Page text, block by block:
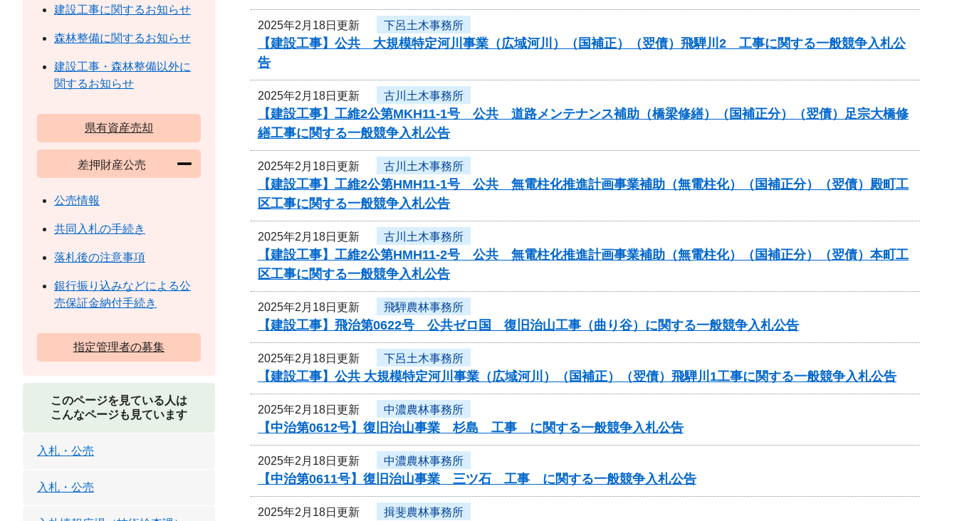
2025年2月18日更新 下呂土木事務所
【建設工事】公共 大規模特定河川事業（広域河川）（国補正）（翌債）飛騨川2 工事に関する一般競争入札公
告
2025年2月18日更新 古川土木事務所
【建設工事】工維2公第MKH11-1号 公共 道路メンテナンス補助（橋梁修繕）（国補正分）（翌債）足宗大橋修
繕工事に関する一般競争入札公告
2025年2月18日更新 古川土木事務所
【建設工事】工維2公第HMH11-1号 公共 無電柱化推進計画事業補助（無電柱化）（国補正分）（翌債）殿町工
区工事に関する一般競争入札公告
2025年2月18日更新 古川土木事務所
【建設工事】工維2公第HMH11-2号 公共 無電柱化推進計画事業補助（無電柱化）（国補正分）（翌債）本町工
区工事に関する一般競争入札公告
2025年2月18日更新 飛騨農林事務所
【建設工事】飛治第0622号 公共ゼロ国 復旧治山工事（曲り谷）に関する一般競争入札公告
2025年2月18日更新 下呂土木事務所
【建設工事】公共 大規模特定河川事業（広域河川）（国補正）（翌債）飛騨川1工事に関する一般競争入札公告
2025年2月18日更新 中濃農林事務所
【中治第0612号】復旧治山事業 杉島 工事 に関する一般競争入札公告
2025年2月18日更新 中濃農林事務所
【中治第0611号】復旧治山事業 三ツ石 工事 に関する一般競争入札公告
2025年2月18日更新 揖斐農林事務所
建設工事に関するお知らせ
森林整備に関するお知らせ
建設工事・森林整備以外に
関するお知らせ
県有資産売却
差押財産公売
公売情報
共同入札の手続き
落札後の注意事項
銀行振り込みなどによる公
売保証金納付手続き
指定管理者の募集
このページを見ている人は
こんなページも見ています
入札・公売
入札・公売